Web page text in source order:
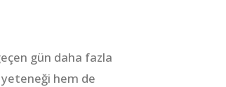
gün daha fazla
hem de